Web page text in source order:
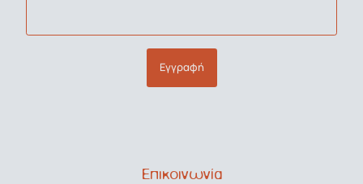
Εγγραφή
Επικοινωνία